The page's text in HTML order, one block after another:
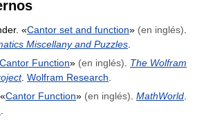
«Cantor set and function» (en inglés).
Miscellany and Puzzles.
Cantor Function» (en inglés). The Wolfram
. Wolfram Research.
Cantor Function» (en inglés). MathWorld.
.